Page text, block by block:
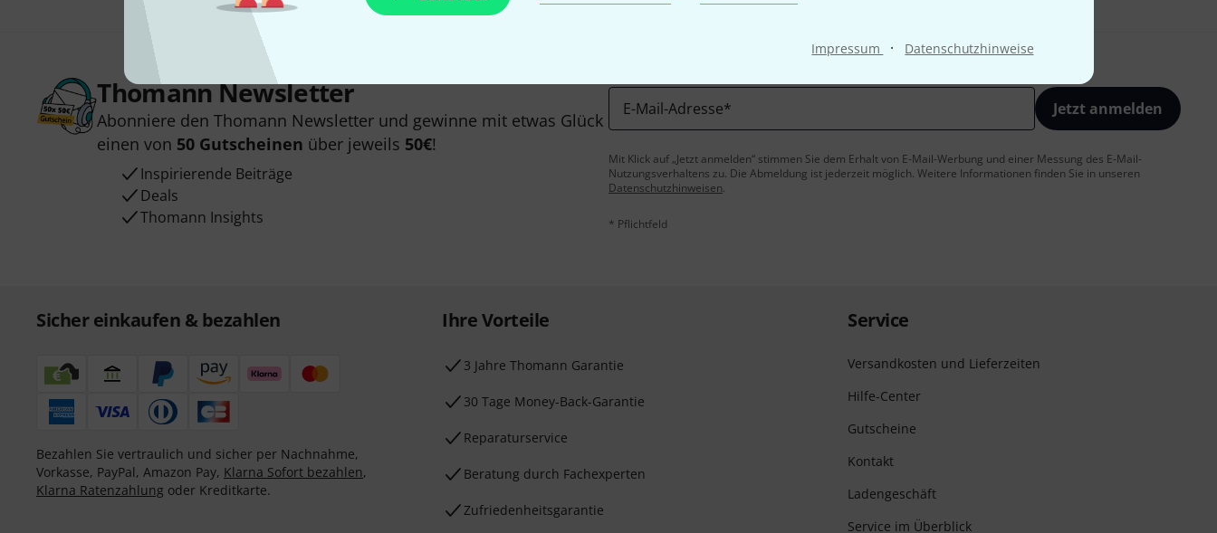
Impressum · Datenschutzhinweise
Thomann Newsletter
Abonniere den Thomann Newsletter und gewinne mit etwas Glück
einen von 50 Gutscheinen über jeweils 50€!
Inspirierende Beiträge
Deals
Thomann Insights
E-Mail-Adresse* Jetzt anmelden
Mit Klick auf „Jetzt anmelden“ stimmen Sie dem Erhalt von E-Mail-Werbung und einer Messung des E-Mail-
Nutzungsverhaltens zu. Die Abmeldung ist jederzeit möglich. Weitere Informationen finden Sie in unseren
Datenschutzhinweisen.
* Pflichtfeld
Sicher einkaufen & bezahlen
Bezahlen Sie vertraulich und sicher per Nachnahme,
Vorkasse, PayPal, Amazon Pay, Klarna Sofort bezahlen,
Klarna Ratenzahlung oder Kreditkarte.
Ihre Vorteile
3 Jahre Thomann Garantie
30 Tage Money-Back-Garantie
Reparaturservice
Beratung durch Fachexperten
Zufriedenheitsgarantie
Service
Versandkosten und Lieferzeiten
Hilfe-Center
Gutscheine
Kontakt
Ladengeschäft
Service im Überblick